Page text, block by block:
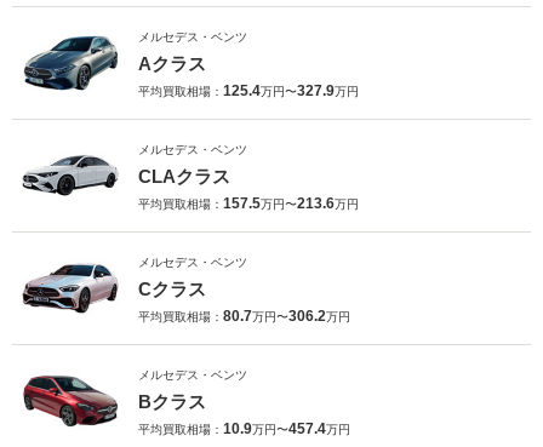
メルセデス・ベンツ
Aクラス
平均買取相場： 125.4万円〜327.9万円
メルセデス・ベンツ
CLAクラス
平均買取相場： 157.5万円〜213.6万円
メルセデス・ベンツ
Cクラス
平均買取相場： 80.7万円〜306.2万円
メルセデス・ベンツ
Bクラス
平均買取相場： 10.9万円〜457.4万円